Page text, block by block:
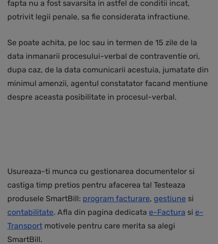
fapta nu a fost savarsita in astfel de conditii incat,
potrivit legii penale, sa fie considerata infractiune.
Se poate achita, pe loc sau in termen de 15 zile de la
data inmanarii procesului-verbal de contraventie ori,
dupa caz, de la data comunicarii acestuia, jumatate din
minimul amenzii, agentul constatator facand mentiune
despre aceasta posibilitate in procesul-verbal.
Usureaza-ti munca cu gestionarea documentelor si
castiga timp pretios pentru afacerea ta! Testeaza
produsele SmartBill: program facturare, gestiune si
contabilitate. Afla din pagina dedicata e-Factura si e-
Transport motivele pentru care merita sa alegi
SmartBill.